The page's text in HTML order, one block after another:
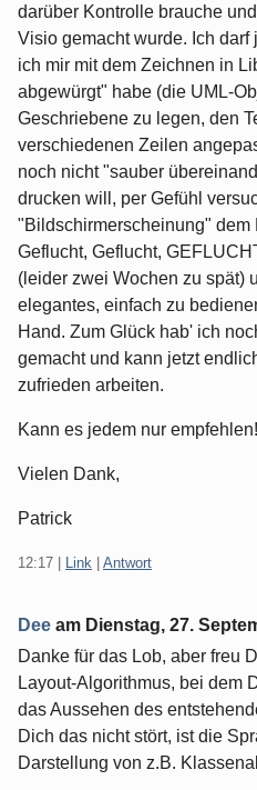
darüber Kontrolle brauche
Visio gemacht wurde. Ich
ich mir mit dem Zeichnen in
abgewürgt" habe (die UML-
Geschriebene zu legen, den
verschiedenen Zeilen
noch nicht "sauber
drucken will, per Gefühl
"Bildschirmerscheinung" dem
Geflucht, Geflucht,
(leider zwei Wochen zu spät)
elegantes, einfach zu
Hand. Zum Glück hab' ich
gemacht und kann jetzt
zufrieden arbeiten.
Kann es jedem nur empfehlen!
Vielen Dank,
Patrick
12:17 | Link | Antwort
Dee am Dienstag, 27.
Danke für das Lob, aber freu
Layout-Algorithmus, bei dem
das Aussehen des
Dich das nicht stört, ist die
Darstellung von z.B.